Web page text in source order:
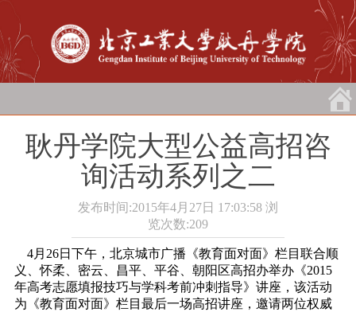
耿丹学院大型公益高招咨
询活动系列之二
发布时间:2015年4月27日 17:03:58 浏
览次数:209
4月26日下午，北京城市广播《教育面对面》栏目联合顺
义、怀柔、密云、昌平、平谷、朝阳区高招办举办《2015
年高考志愿填报技巧与学科考前冲刺指导》讲座，该活动
为《教育面对面》栏目最后一场高招讲座，邀请两位权威